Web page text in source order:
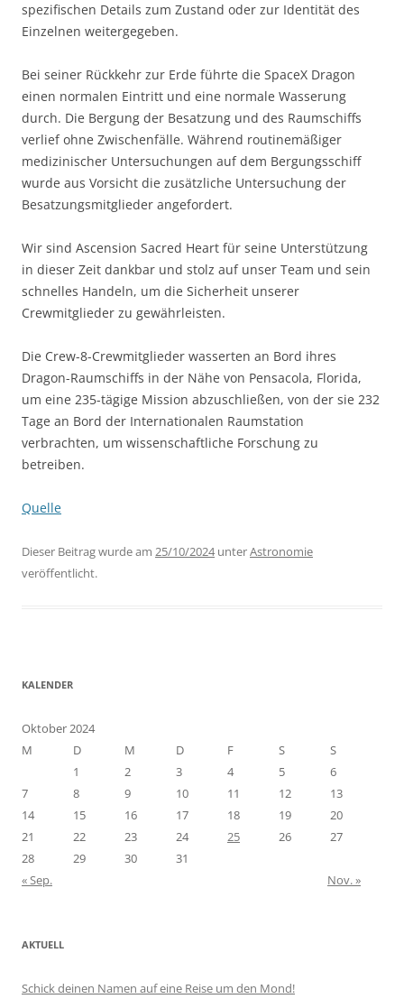
spezifischen Details zum Zustand oder zur Identität des
Einzelnen weitergegeben.
Bei seiner Rückkehr zur Erde führte die SpaceX Dragon
einen normalen Eintritt und eine normale Wasserung
durch. Die Bergung der Besatzung und des Raumschiffs
verlief ohne Zwischenfälle. Während routinemäßiger
medizinischer Untersuchungen auf dem Bergungsschiff
wurde aus Vorsicht die zusätzliche Untersuchung der
Besatzungsmitglieder angefordert.
Wir sind Ascension Sacred Heart für seine Unterstützung
in dieser Zeit dankbar und stolz auf unser Team und sein
schnelles Handeln, um die Sicherheit unserer
Crewmitglieder zu gewährleisten.
Die Crew-8-Crewmitglieder wasserten an Bord ihres
Dragon-Raumschiffs in der Nähe von Pensacola, Florida,
um eine 235-tägige Mission abzuschließen, von der sie 232
Tage an Bord der Internationalen Raumstation
verbrachten, um wissenschaftliche Forschung zu
betreiben.
Quelle
Dieser Beitrag wurde am 25/10/2024unterAstronomie
veröffentlicht.
KALENDER
Oktober 2024
M
D M D F S
S
1
2 3 4 5
6
7
8 9 10 11 12
13
14
15 16 17 18 19
20
21
22 23 24 25 26
27
28
29 30
31
« Sep.
Nov. »
AKTUELL
Schick deinen Namen auf eine Reise um den Mond!